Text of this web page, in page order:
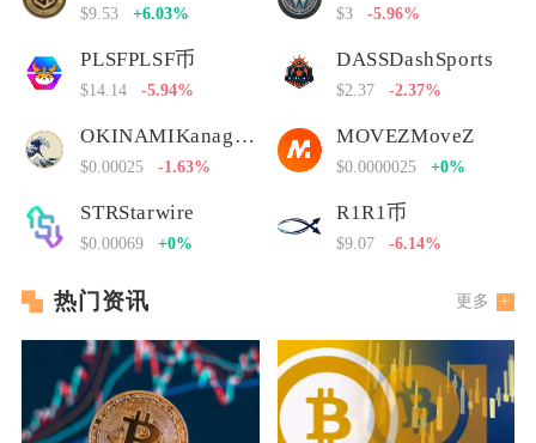
$9.53 +6.03% $3 -5.96%
PLSFPLSF币
$14.14 -5.94%
DASSDashSports
$2.37 -2.37%
OKINAMIKanagawa Nami
$0.00025 -1.63%
MOVEZMoveZ
$0.0000025 +0%
STRStarwire
$0.00069 +0%
R1R1币
$9.07 -6.14%
热门资讯 更多